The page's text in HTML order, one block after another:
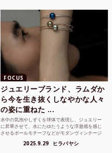
FOCUS
ジュエリーブランド、ラムダか
ら今を生き抜くしなやかな人々
の姿に重ねた ...
水中の気泡やしずくを球体で表現し、ジュエリー
に昇華させて、水にたゆたうような浮遊感を感じ
させるボールモチーフなどがモダンヴィンテージ
2025.9.29 ヒラバヤシ